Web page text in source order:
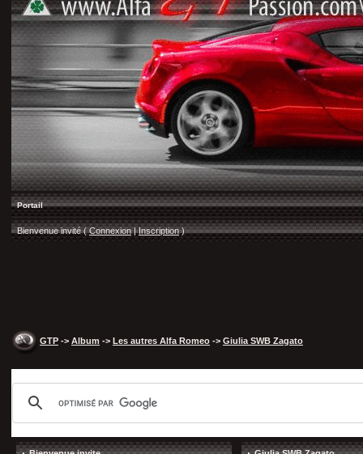
Portail
Bienvenue invité ( Connexion |Inscription)
GTP -> Album -> Les autres Alfa Romeo -> Giulia SWB Zagato